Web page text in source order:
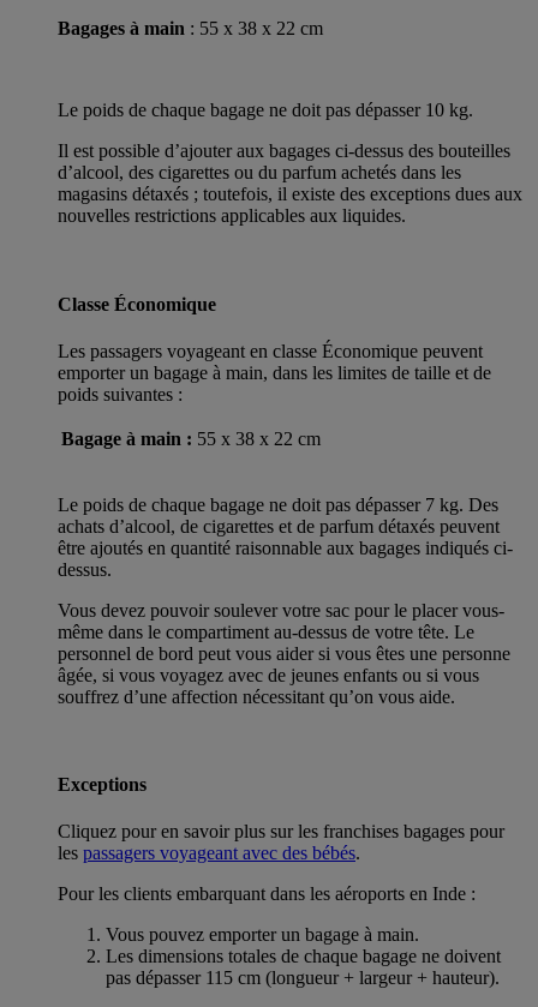
Bagages à main : 55 x 38 x 22 cm
Le poids de chaque bagage ne doit pas dépasser 10 kg.
Il est possible d’ajouter aux bagages ci-dessus des bouteilles
d’alcool, des cigarettes ou du parfum achetés dans les
magasins détaxés ; toutefois, il existe des exceptions dues aux
nouvelles restrictions applicables aux liquides.
Classe Économique
Les passagers voyageant en classe Économique peuvent
emporter un bagage à main, dans les limites de taille et de
poids suivantes :
Bagage à main : 55 x 38 x 22 cm
Le poids de chaque bagage ne doit pas dépasser 7 kg. Des
achats d’alcool, de cigarettes et de parfum détaxés peuvent
être ajoutés en quantité raisonnable aux bagages indiqués ci-
dessus.
Vous devez pouvoir soulever votre sac pour le placer vous-
même dans le compartiment au-dessus de votre tête. Le
personnel de bord peut vous aider si vous êtes une personne
âgée, si vous voyagez avec de jeunes enfants ou si vous
souffrez d’une affection nécessitant qu’on vous aide.
Exceptions
Cliquez pour en savoir plus sur les franchises bagages pour
les passagers voyageant avec des bébés.
Pour les clients embarquant dans les aéroports en Inde :
Vous pouvez emporter un bagage à main.
Les dimensions totales de chaque bagage ne doivent
pas dépasser 115 cm (longueur + largeur + hauteur).